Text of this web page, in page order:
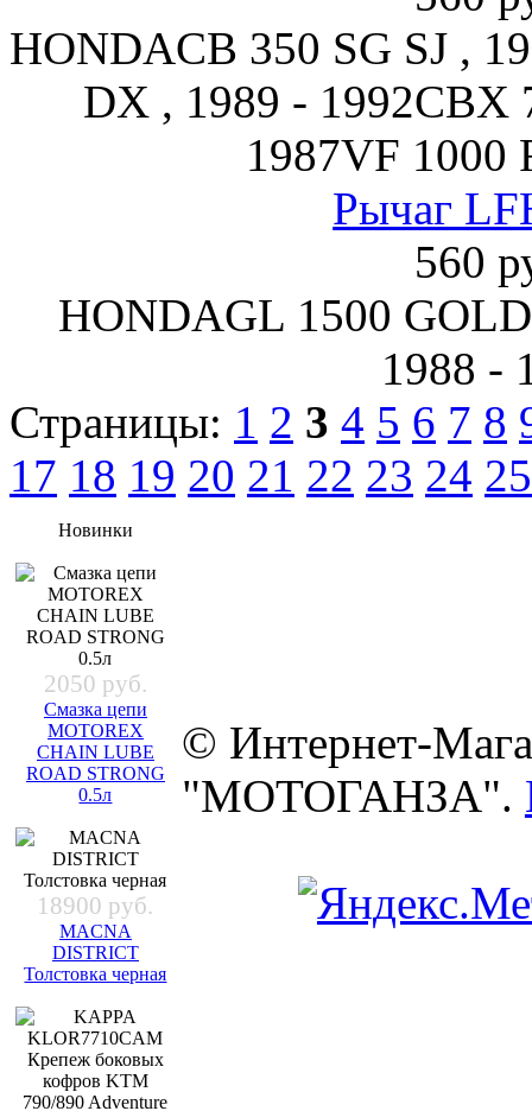
HONDACB 350 SG SJ ,
DX , 1989 - 1992CBX
1987VF 1000
Рычаг
560
HONDAGL 1500
1988 -
Страницы: 1 2 3 4 5 6 7 8
17 18 19 20 21 22 23 24 25
Новинки
2050 руб.
Смазка цепи
MOTOREX
CHAIN LUBE
ROAD STRONG
0.5л
18900 руб.
MACNA
DISTRICT
Толстовка черная
© Интернет-
"МОТОГАНЗА".